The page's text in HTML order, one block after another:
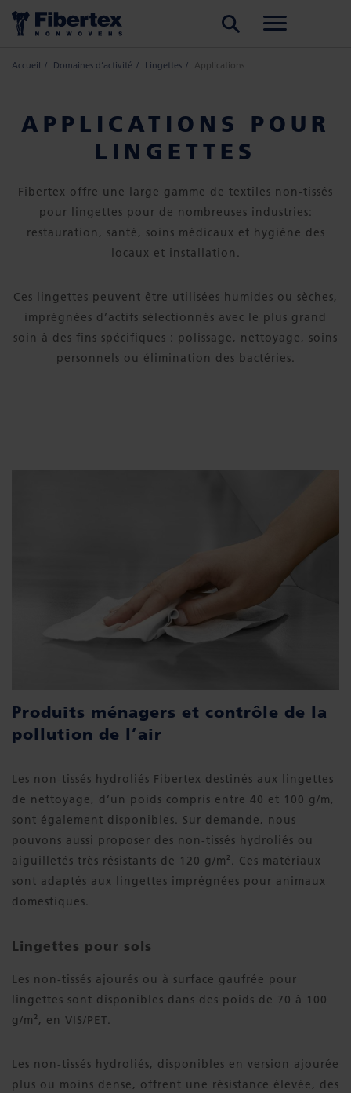
Accueil Domaines d’activité Lingettes Applications
APPLICATIONS POUR
LINGETTES
Fibertex offre une large gamme de textiles non-tissés
pour lingettes pour de nombreuses industries:
restauration, santé, soins médicaux et hygiène des
locaux et installation.
Ces lingettes peuvent être utilisées humides ou sèches,
imprégnées d’actifs sélectionnés avec le plus grand
soin à des fins spécifiques : polissage, nettoyage, soins
personnels ou élimination des bactéries.
Produits ménagers et contrôle de la
pollution de l’air
Les non-tissés hydroliés Fibertex destinés aux lingettes
de nettoyage, d’un poids compris entre 40 et 100 g/m,
sont également disponibles. Sur demande, nous
pouvons aussi proposer des non-tissés hydroliés ou
aiguilletés très résistants de 120 g/m². Ces matériaux
sont adaptés aux lingettes imprégnées pour animaux
domestiques.
Lingettes pour sols
Les non-tissés ajourés ou à surface gaufrée pour
lingettes sont disponibles dans des poids de 70 à 100
g/m², en VIS/PET.
Les non-tissés hydroliés, disponibles en version ajourée
plus ou moins dense, offrent une résistance élevée, des